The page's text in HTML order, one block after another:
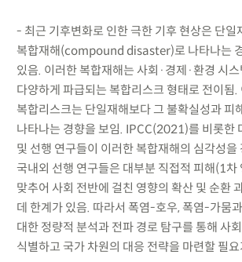
- 최근 기후변화로 인한 극한 기후 현상은 단일
복합재해(compound disaster)로 나타나는
있음. 이러한 복합재해는 사회·경제·환경 시
다양하게 파급되는 복합리스크 형태로 전이됨.
복합리스크는 단일재해보다 그 불확실성과 피
나타나는 경향을 보임. IPCC(2021)를 비롯한
및 선행 연구들이 이러한 복합재해의 심각성을
국내외 선행 연구들은 대부분 직접적 피해(1차
맞추어 사회 전반에 걸친 영향의 확산 및 순환
데 한계가 있음. 따라서 폭염-호우, 폭염-가뭄
대한 정량적 분석과 전파 경로 탐구를 통해 사
식별하고 국가 차원의 대응 전략을 마련할 필요